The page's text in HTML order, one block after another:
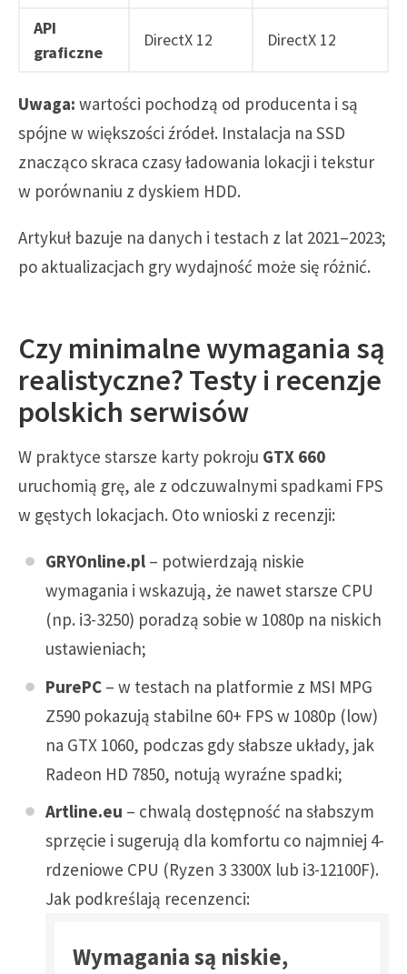
API
graficzne
DirectX 12 DirectX 12
Uwaga: wartości pochodzą od producenta i są
spójne w większości źródeł. Instalacja na SSD
znacząco skraca czasy ładowania lokacji i tekstur
w porównaniu z dyskiem HDD.
Artykuł bazuje na danych i testach z lat 2021–2023;
po aktualizacjach gry wydajność może się różnić.
Czy minimalne wymagania są
realistyczne? Testy i recenzje
polskich serwisów
W praktyce starsze karty pokroju GTX 660
uruchomią grę, ale z odczuwalnymi spadkami FPS
w gęstych lokacjach. Oto wnioski z recenzji:
GRYOnline.pl – potwierdzają niskie
wymagania i wskazują, że nawet starsze CPU
(np. i3-3250) poradzą sobie w 1080p na niskich
ustawieniach;
PurePC – w testach na platformie z MSI MPG
Z590 pokazują stabilne 60+ FPS w 1080p (low)
na GTX 1060, podczas gdy słabsze układy, jak
Radeon HD 7850, notują wyraźne spadki;
Artline.eu – chwalą dostępność na słabszym
sprzęcie i sugerują dla komfortu co najmniej 4-
rdzeniowe CPU (Ryzen 3 3300X lub i3-12100F).
Jak podkreślają recenzenci:
Wymagania są niskie,